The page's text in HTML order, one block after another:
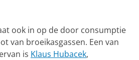
ook in op de door consumptie
van broeikasgassen. Een van
is Klaus Hubacek,